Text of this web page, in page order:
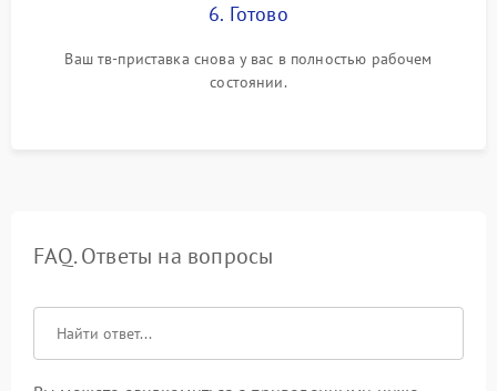
6. Готово
Ваш тв-приставка снова у вас в полностью рабочем
состоянии.
FAQ. Ответы на вопросы